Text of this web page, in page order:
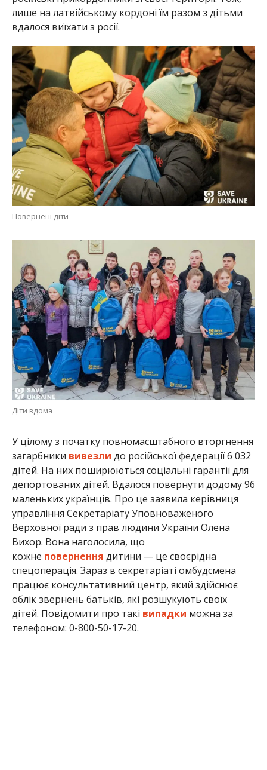
лише на латвійському кордоні їм разом з дітьми
вдалося виїхати з росії.
Повернені діти
Діти вдома
У цілому з початку повномасштабного вторгнення
загарбники вивезли до російської федерації 6 032
дітей. На них поширюються соціальні гарантії для
депортованих дітей. Вдалося повернути додому 96
маленьких українців. Про це заявила керівниця
управління Секретаріату Уповноваженого
Верховної ради з прав людини України Олена
Вихор. Вона наголосила, що
кожне повернення дитини — це своєрідна
спецоперація. Зараз в секретаріаті омбудсмена
працює консультативний центр, який здійснює
облік звернень батьків, які розшукують своїх
дітей. Повідомити про такі випадки можна за
телефоном: 0-800-50-17-20.